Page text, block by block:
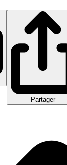
Partager